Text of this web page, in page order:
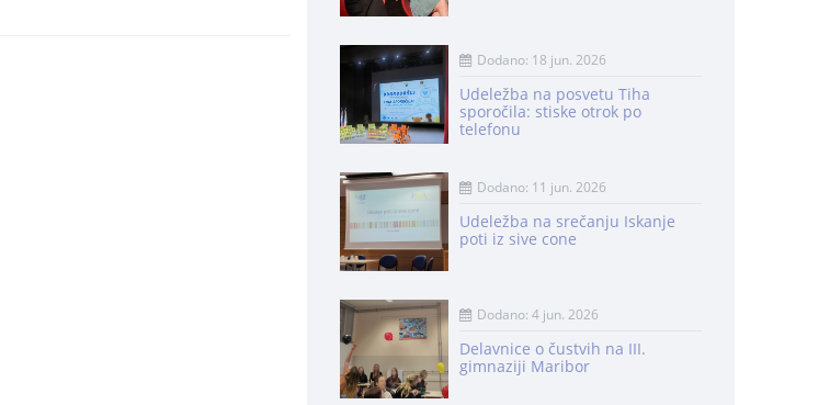
Dodano: 18 jun. 2026
Udeležba na posvetu Tiha
sporočila: stiske otrok po
telefonu
Dodano: 11 jun. 2026
Udeležba na srečanju Iskanje
poti iz sive cone
Dodano: 4 jun. 2026
Delavnice o čustvih na III.
gimnaziji Maribor